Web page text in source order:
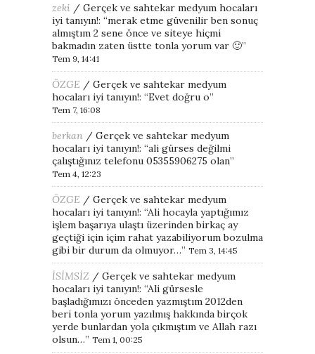
zeki / Gerçek ve sahtekar medyum hocaları
iyi tanıyın!: “merak etme güvenilir ben sonuç
almıştım 2 sene önce ve siteye hiçmi
bakmadın zaten üstte tonla yorum var 🙂”
Tem 9, 14:41
ÖZGE / Gerçek ve sahtekar medyum
hocaları iyi tanıyın!: “Evet doğru o”
Tem 7, 16:08
berkan / Gerçek ve sahtekar medyum
hocaları iyi tanıyın!: “ali gürses değilmi
çalıştığınız telefonu 05355906275 olan”
Tem 4, 12:23
ÖZGE / Gerçek ve sahtekar medyum
hocaları iyi tanıyın!: “Ali hocayla yaptığımız
işlem başarıya ulaştı üzerinden birkaç ay
geçtiği için içim rahat yazabiliyorum bozulma
gibi bir durum da olmuyor…” Tem 3, 14:45
İSİMSİZ / Gerçek ve sahtekar medyum
hocaları iyi tanıyın!: “Ali gürsesle
başladığımızı önceden yazmıştım 2012den
beri tonla yorum yazılmış hakkında birçok
yerde bunlardan yola çıkmıştım ve Allah razı
olsun…” Tem 1, 00:25